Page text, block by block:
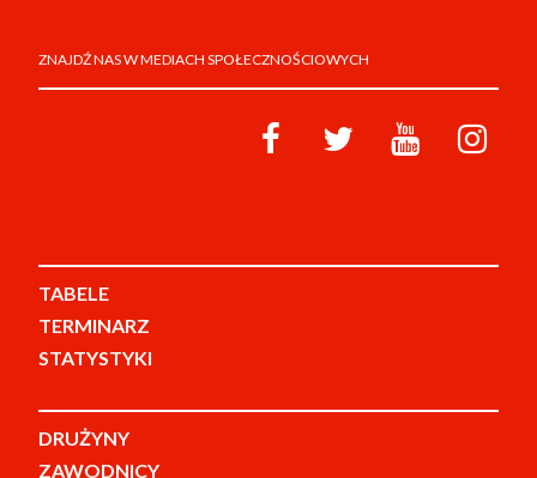
ZNAJDŹ NAS W MEDIACH SPOŁECZNOŚCIOWYCH
TABELE
TERMINARZ
STATYSTYKI
DRUŻYNY
ZAWODNICY